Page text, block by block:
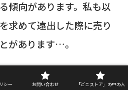
傾向があります。私も以
求めて遠出した際に売り
があります…。
にカップを見つけてレジ
シー お問い合わせ 「どこストア」の中の人